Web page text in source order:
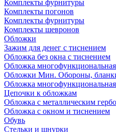
Комплекты фурнитуры
Комплекты погонов
Комплекты фурнитуры
Комплекты шевронов
Обложки
Зажим для денег с тиснением
Обложка без окна с тиснением
Обложка
Обложки Мин. Обороны,
Обложка
Цепочки к обложкам
Обложка с металлическим
Обложка с окном и тиснением
Обувь
Стельки и шнурки